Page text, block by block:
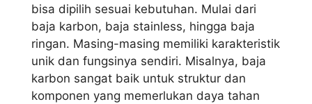
bisa dipilih sesuai kebutuhan. Mulai dari
baja karbon, baja stainless, hingga baja
ringan. Masing-masing memiliki karakteristik
unik dan fungsinya sendiri. Misalnya, baja
karbon sangat baik untuk struktur dan
komponen yang memerlukan daya tahan